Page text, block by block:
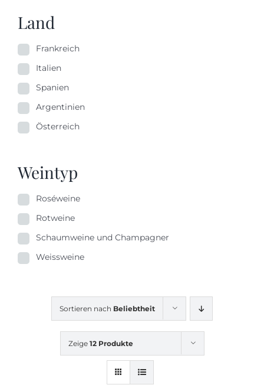
Sortieren nach Beliebtheit
Zeige 12 Produkte
Land
Frankreich
Italien
Spanien
Argentinien
Österreich
Weintyp
Roséweine
Rotweine
Schaumweine und Champagner
Weissweine